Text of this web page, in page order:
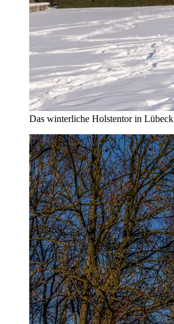
Das winterliche Holstentor in Lübeck